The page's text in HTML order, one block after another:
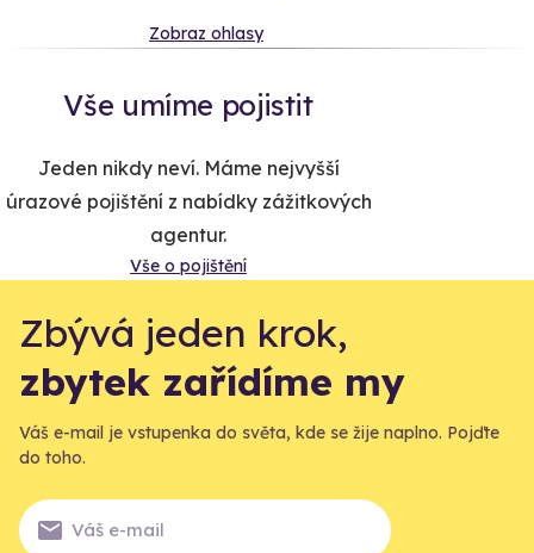
Zobraz ohlasy
Vše umíme pojistit
Jeden nikdy neví. Máme nejvyšší
úrazové pojištění z nabídky zážitkových
agentur.
Vše o pojištění
Zbývá jeden krok,
zbytek zařídíme my
Váš e-mail je vstupenka do světa, kde se žije naplno. Pojďte
do toho.